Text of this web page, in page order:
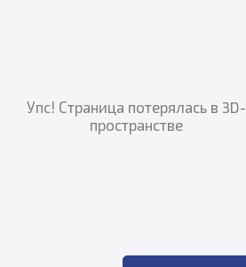
Упс! Страница потерялась в 3D-
пространстве